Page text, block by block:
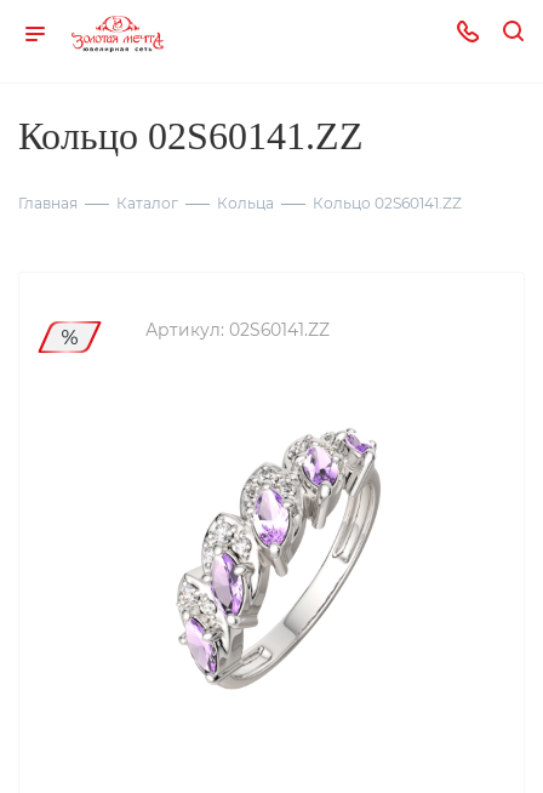
Кольцо 02S60141.ZZ
Главная Каталог Кольца Кольцо 02S60141.ZZ
Артикул: 02S60141.ZZ